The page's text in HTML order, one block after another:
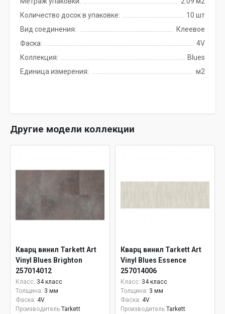
Количество досок в упаковке:
10 шт
Вид соединения:
Клеевое
Фаска:
4V
Коллекция:
Blues
Единица измерения:
м2
Другие модели коллекции
Кварц винил Tarkett Art
Vinyl Blues Brighton
257014012
Класс: 34 класс
Толщина: 3 мм
Фаска: 4V
Производитель Tarkett
Кварц винил Tarkett Art
Vinyl Blues Essence
257014006
Класс: 34 класс
Толщина: 3 мм
Фаска: 4V
Производитель Tarkett